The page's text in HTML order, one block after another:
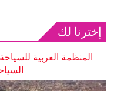
إخترنا لك
المنظمة العربية